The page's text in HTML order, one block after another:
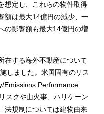
想定し、これらの物件取得
額は最大14億円の減少、一
の影響額も最大14億円の増
在する海外不動産について
しました。米国固有のリス
Emissions Performance
スクや山火事、ハリケーン
法規制については建物由来